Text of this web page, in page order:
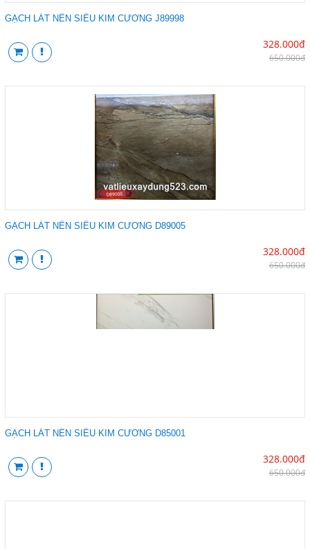
GẠCH LÁT NỀN SIÊU KIM CƯƠNG J89998
328.000đ
650.000đ
GẠCH LÁT NỀN SIÊU KIM CƯƠNG D89005
328.000đ
650.000đ
GẠCH LÁT NỀN SIÊU KIM CƯƠNG D85001
328.000đ
650.000đ